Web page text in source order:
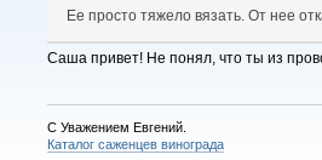
Ее просто тяжело вязать. От нее
Саша привет! Не понял, что ты из
С Уважением Евгений.
Каталог саженцев винограда